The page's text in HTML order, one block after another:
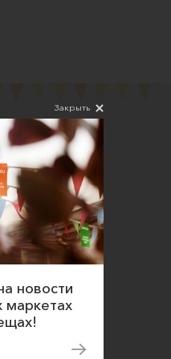
персональных
Закрыть
новости
маркетах